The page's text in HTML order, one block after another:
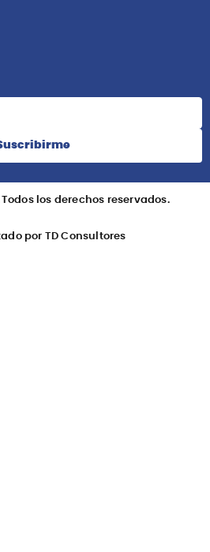
los derechos reservados.
por TD Consultores